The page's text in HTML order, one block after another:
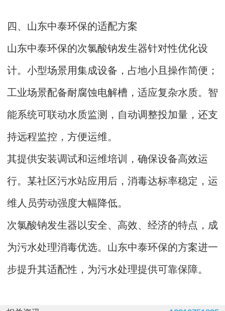
四、山东中泰环保的适配方案
山东中泰环保的次氯酸钠发生器针对性优化设
计。小型场景用集成设备，占地小且操作简便；
工业场景配备耐腐蚀电解槽，适应复杂水质。智
能系统可联动水质监测，自动调整投加量，还支
持远程监控，方便运维。
其提供安装调试和运维培训，确保设备高效运
行。某社区污水站应用后，消毒达标率稳定，运
维人员劳动强度大幅降低。
次氯酸钠发生器以安全、高效、经济的特点，成
为污水处理消毒优选。山东中泰环保的方案进一
步提升其适配性，为污水处理提供可靠保障。